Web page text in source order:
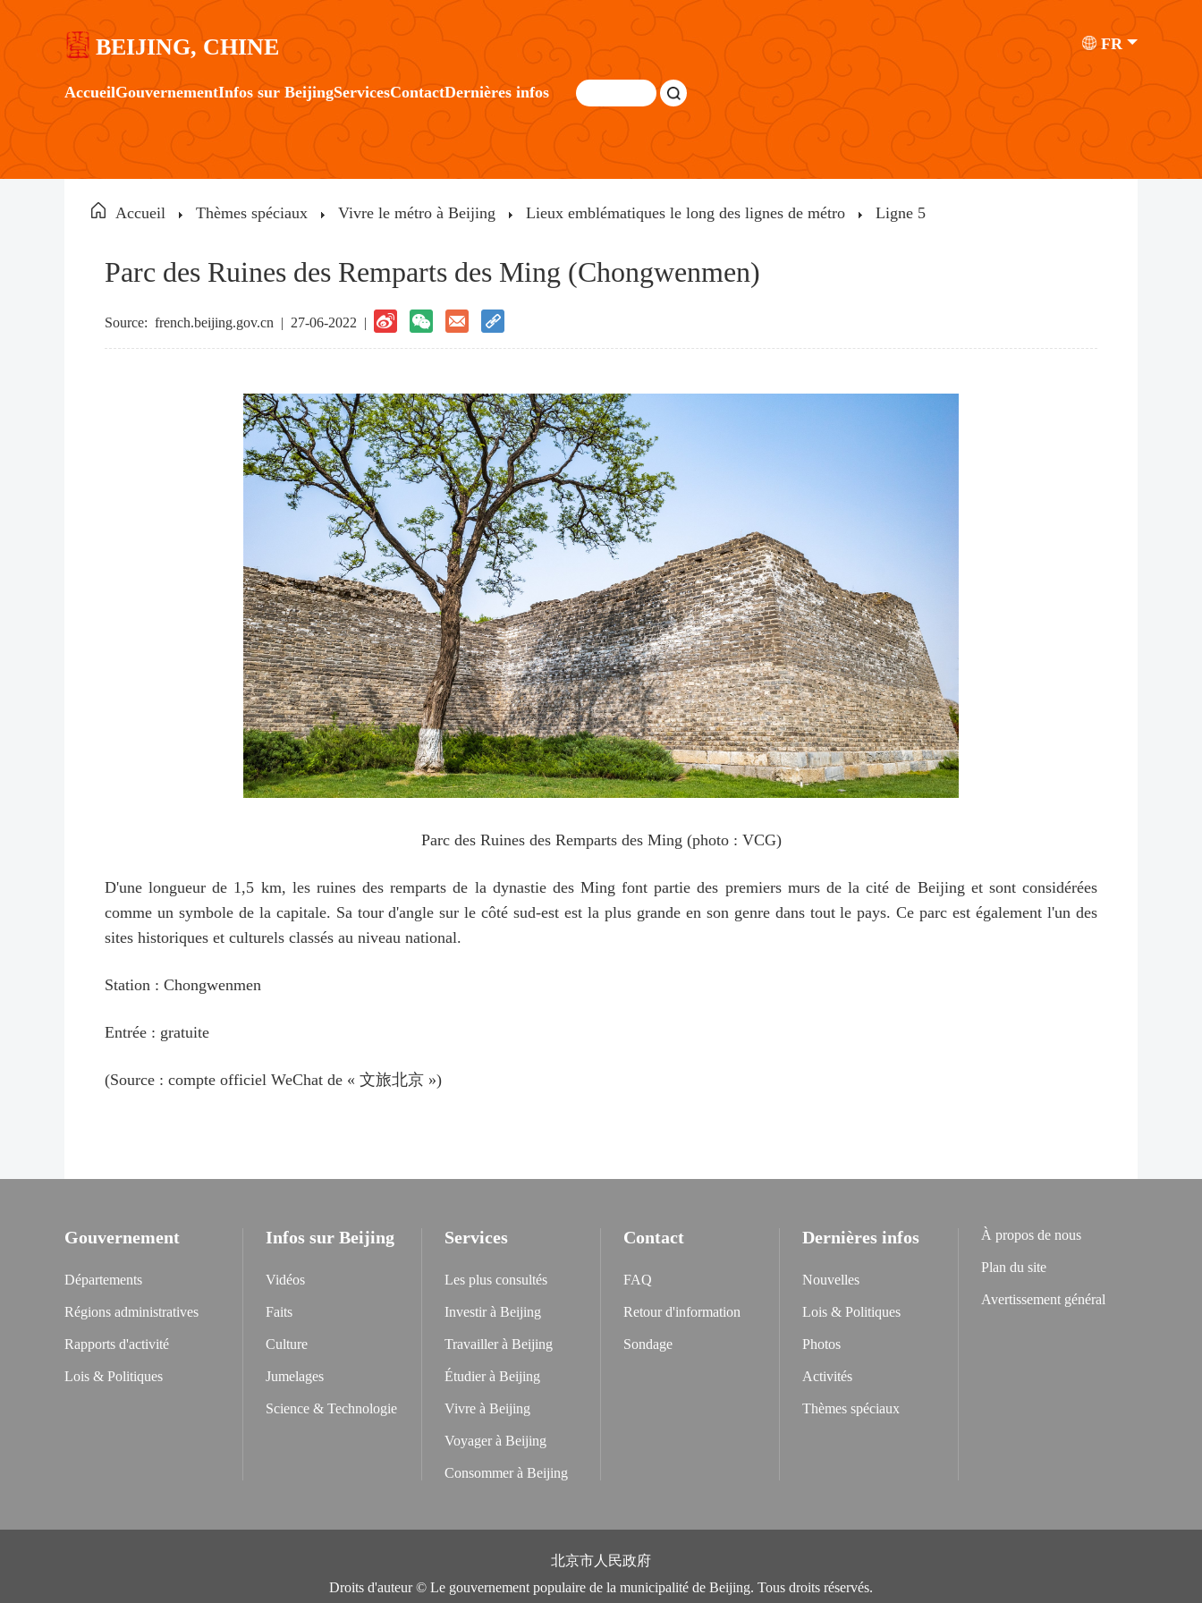
BEIJING, CHINE FR
AccueilGouvernementInfos sur BeijingServicesContactDernières infos
Accueil Thèmes spéciaux Vivre le métro à Beijing Lieux emblématiques le long des lignes de métro Ligne 5
Parc des Ruines des Remparts des Ming (Chongwenmen)
Source: french.beijing.gov.cn | 27-06-2022 |
Parc des Ruines des Remparts des Ming (photo : VCG)
D'une longueur de 1,5 km, les ruines des remparts de la dynastie des Ming font partie des premiers murs de la cité de Beijing et sont considérées
comme un symbole de la capitale. Sa tour d'angle sur le côté sud-est est la plus grande en son genre dans tout le pays. Ce parc est également l'un des
sites historiques et culturels classés au niveau national.
Station : Chongwenmen
Entrée : gratuite
(Source : compte officiel WeChat de « 文旅北京 »)
Gouvernement
Départements
Régions administratives
Rapports d'activité
Lois & Politiques
Infos sur Beijing
Vidéos
Faits
Culture
Jumelages
Science & Technologie
Services
Les plus consultés
Investir à Beijing
Travailler à Beijing
Étudier à Beijing
Vivre à Beijing
Voyager à Beijing
Consommer à Beijing
Contact
FAQ
Retour d'information
Sondage
Dernières infos
Nouvelles
Lois & Politiques
Photos
Activités
Thèmes spéciaux
À propos de nous
Plan du site
Avertissement général
北京市人民政府
Droits d'auteur © Le gouvernement populaire de la municipalité de Beijing. Tous droits réservés.